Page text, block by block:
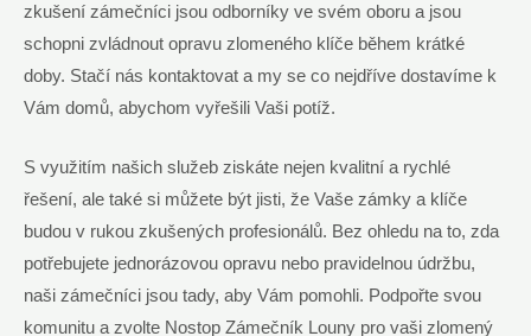
zkušení zámečníci jsou odborníky ve svém oboru a jsou
schopni zvládnout opravu zlomeného klíče během krátké
doby. Stačí nás kontaktovat a my se co nejdříve dostavíme k
Vám domů, abychom vyřešili Vaši potíž.
S využitím našich služeb ziskáte nejen kvalitní a rychlé
řešení, ale také si můžete být jisti, že Vaše zámky a klíče
budou v rukou zkušených profesionálů. Bez ohledu na to, zda
potřebujete jednorázovou opravu nebo pravidelnou údržbu,
naši zámečníci jsou tady, aby Vám pomohli. Podpořte svou
komunitu a zvolte Nostop Zámečník Louny pro vaši zlomený